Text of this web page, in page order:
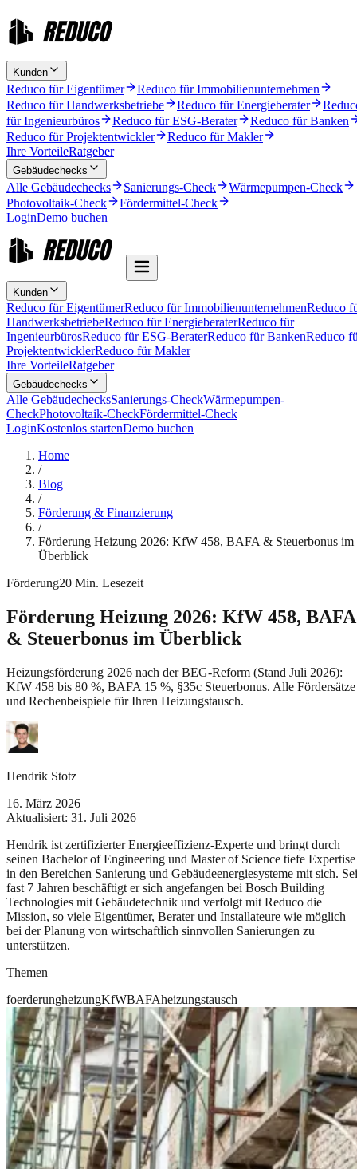
Kunden
Reduco für Eigentümer
Reduco für Immobilienunternehmen
Reduco für Handwerksbetriebe
Reduco für Energieberater
für Ingenieurbüros
Reduco für ESG-Berater
Reduco für Banken
Reduco für Projektentwickler
Reduco für Makler
Ihre VorteileRatgeber
Gebäudechecks
Alle Gebäudechecks Sanierungs-Check
Wärmepumpen-Check
Photovoltaik-Check
Fördermittel-Check
LoginDemo buchen
Kunden
Reduco für EigentümerReduco für ImmobilienunternehmenReduco
HandwerksbetriebeReduco für EnergieberaterReduco für
IngenieurbürosReduco für ESG-BeraterReduco für BankenReduco
ProjektentwicklerReduco für Makler
Ihre VorteileRatgeber
Gebäudechecks
Alle GebäudechecksSanierungs-CheckWärmepumpen-
CheckPhotovoltaik-CheckFördermittel-Check
LoginKostenlos startenDemo buchen
Home
/
Blog
/
Förderung & Finanzierung
/
Förderung Heizung 2026: KfW 458, BAFA & Steuerbonus im
Überblick
Förderung20 Min. Lesezeit
Förderung Heizung 2026: KfW 458, BAFA
& Steuerbonus im Überblick
Heizungsförderung 2026 nach der BEG-Reform (Stand Juli 2026):
KfW 458 bis 80 %, BAFA 15 %, §35c Steuerbonus. Alle Fördersätze
und Rechenbeispiele für Ihren Heizungstausch.
Hendrik Stotz
16. März 2026
Aktualisiert: 31. Juli 2026
Hendrik ist zertifizierter Energieeffizienz-Experte und bringt durch
seinen Bachelor of Engineering und Master of Science tiefe Expertise
in den Bereichen Sanierung und Gebäudeenergiesysteme mit sich.
fast 7 Jahren beschäftigt er sich angefangen bei Bosch Building
Technologies mit Gebäudetechnik und verfolgt mit Reduco die
Mission, so viele Eigentümer, Berater und Installateure wie möglich
bei der Planung von wirtschaftlich sinnvollen Sanierungen zu
unterstützen.
Themen
foerderungheizungKfWBAFAheizungstausch